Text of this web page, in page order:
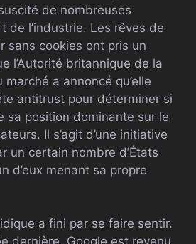
de nombreuses
de l’industrie. Les rêves de
sans cookies ont pris un
l’Autorité britannique de la
a annoncé qu’elle
antitrust pour déterminer si
sa position dominante sur le
Il s’agit d’une initiative
un certain nombre d’États
d’eux menant sa propre
a fini par se faire sentir.